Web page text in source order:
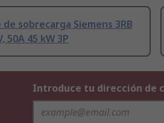
de sobrecarga Siemens 3RB
50A 45 kW 3P
Introduce tu dirección de